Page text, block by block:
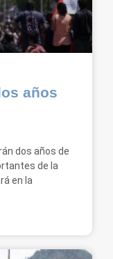
años
dos años de
de la
en la